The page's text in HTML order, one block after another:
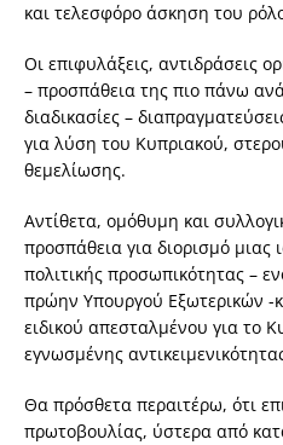
και τελεσφόρο άσκηση του
Οι επιφυλάξεις, αντιδράσεις
– προσπάθεια της πιο πάνω
διαδικασίες –
για λύση του Κυπριακού,
θεμελίωσης.
Αντίθετα, ομόθυμη και
προσπάθεια για διορισμό
πολιτικής προσωπικότητας –
πρώην Υπουργού Εξωτερικών -
ειδικού απεσταλμένου για το
εγνωσμένης
Θα πρόσθετα περαιτέρω, ότι
πρωτοβουλίας, ύστερα από